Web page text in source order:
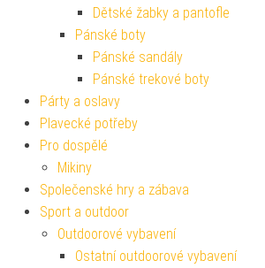
Dětské žabky a pantofle
Pánské boty
Pánské sandály
Pánské trekové boty
Párty a oslavy
Plavecké potřeby
Pro dospělé
Mikiny
Společenské hry a zábava
Sport a outdoor
Outdoorové vybavení
Ostatní outdoorové vybavení